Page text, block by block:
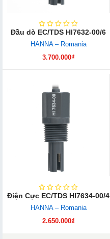
Đầu dò EC/TDS HI7632-00/6
HANNA – Romania
3.700.000₫
Điện Cực EC/TDS HI7634-00/4
HANNA – Romania
2.650.000₫